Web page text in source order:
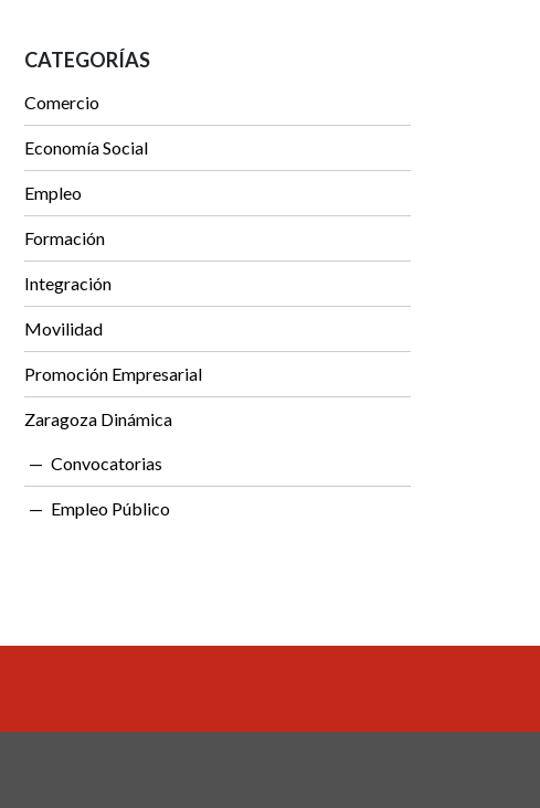
CATEGORÍAS
Comercio
Economía Social
Empleo
Formación
Integración
Movilidad
Promoción Empresarial
Zaragoza Dinámica
Convocatorias
Empleo Público